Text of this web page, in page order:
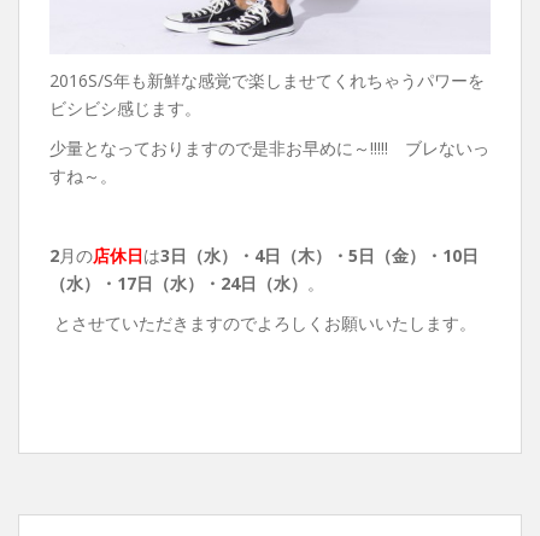
2016S/S年も新鮮な感覚で楽しませてくれちゃうパワーを
ビシビシ感じます。
少量となっておりますので是非お早めに～!!!!! ブレないっ
すね～。
2月の店休日は3日（水）・4日（木）・5日（金）・ 10日
（水）・17日（水）・24日（水） 。
とさせていただきますのでよろしくお願いいたします。